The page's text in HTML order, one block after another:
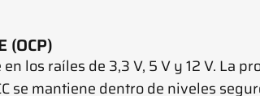
(OCP)
los raíles de 3,3 V, 5 V y 12 V. La
se mantiene dentro de niveles